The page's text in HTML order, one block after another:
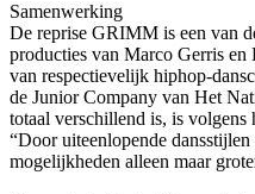
Samenwerking
De reprise GRIMM is een van
producties van Marco Gerris en
van respectievelijk hiphop-
de Junior Company van Het
totaal verschillend is, is
“Door uiteenlopende
mogelijkheden alleen maar